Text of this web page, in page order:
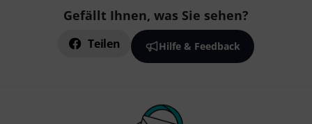
Gefällt Ihnen, was Sie sehen?
Teilen Hilfe & Feedback